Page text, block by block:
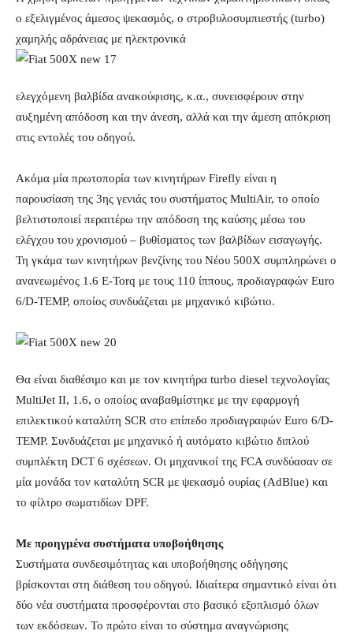
ο εξελιγμένος άμεσος ψεκασμός, ο στροβυλοσυμπιεστής (turbo)
χαμηλής αδράνειας με ηλεκτρονικά
ελεγχόμενη βαλβίδα ανακούφισης, κ.α., συνεισφέρουν στην
αυξημένη απόδοση και την άνεση, αλλά και την άμεση απόκριση
στις εντολές του οδηγού.
Ακόμα μία πρωτοπορία των κινητήρων Firefly είναι η
παρουσίαση της 3ης γενιάς του συστήματος MultiAir, το οποίο
βελτιστοποιεί περαιτέρω την απόδοση της καύσης μέσω του
ελέγχου του χρονισμού – βυθίσματος των βαλβίδων εισαγωγής.
Τη γκάμα των κινητήρων βενζίνης του Νέου 500X συμπληρώνει ο
ανανεωμένος 1.6 E-Torq με τους 110 ίππους, προδιαγραφών Euro
6/D-TEMP, οποίος συνδυάζεται με μηχανικό κιβώτιο.
Θα είναι διαθέσιμο και με τον κινητήρα turbo diesel τεχνολογίας
MultiJet II, 1.6, ο οποίος αναβαθμίστηκε με την εφαρμογή
επιλεκτικού καταλύτη SCR στο επίπεδο προδιαγραφών Euro 6/D-
TEMP. Συνδυάζεται με μηχανικό ή αυτόματο κιβώτιο διπλού
συμπλέκτη DCT 6 σχέσεων. Οι μηχανικοί της FCA συνδύασαν σε
μία μονάδα τον καταλύτη SCR με ψεκασμό ουρίας (AdBlue) και
το φίλτρο σωματιδίων DPF.
Με προηγμένα συστήματα υποβοήθησης
Συστήματα συνδεσιμότητας και υποβοήθησης οδήγησης
βρίσκονται στη διάθεση του οδηγού. Ιδιαίτερα σημαντικό είναι ότι
δύο νέα συστήματα προσφέρονται στο βασικό εξοπλισμό όλων
των εκδόσεων. Το πρώτο είναι το σύστημα αναγνώρισης